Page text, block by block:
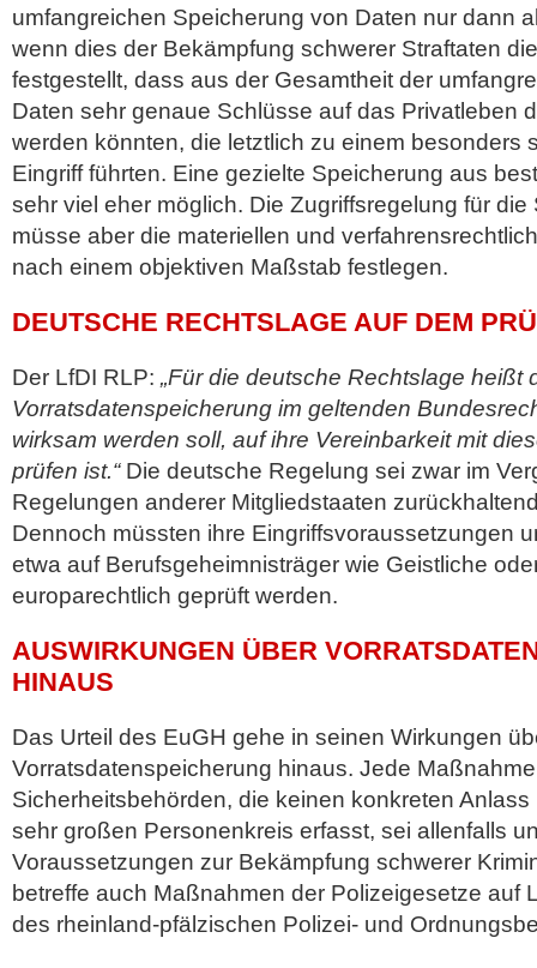
umfangreichen Speicherung von Daten nur dann
wenn dies der Bekämpfung schwerer Straftaten
festgestellt, dass aus der Gesamtheit der
Daten sehr genaue Schlüsse auf das Privatleben
werden könnten, die letztlich zu einem besonders
Eingriff führten. Eine gezielte Speicherung aus
sehr viel eher möglich. Die Zugriffsregelung für
müsse aber die materiellen und
nach einem objektiven Maßstab festlegen.
DEUTSCHE RECHTSLAGE AUF DEM
Der LfDI RLP: „Für die deutsche Rechtslage heißt
Vorratsdatenspeicherung im geltenden
wirksam werden soll, auf ihre Vereinbarkeit mit
prüfen ist.“Die deutsche Regelung sei zwar im
Regelungen anderer Mitgliedstaaten
Dennoch müssten ihre Eingriffsvoraussetzungen
etwa auf Berufsgeheimnisträger wie Geistliche
europarechtlich geprüft werden.
AUSWIRKUNGEN ÜBER
HINAUS
Das Urteil des EuGH gehe in seinen Wirkungen
Vorratsdatenspeicherung hinaus. Jede
Sicherheitsbehörden, die keinen konkreten
sehr großen Personenkreis erfasst, sei allenfalls
Voraussetzungen zur Bekämpfung schwerer
betreffe auch Maßnahmen der Polizeigesetze auf
des rheinland-pfälzischen Polizei- und